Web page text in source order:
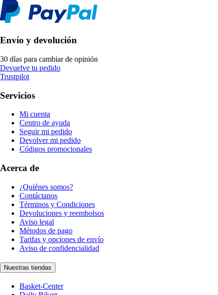
Envío y devolución
30 días para cambiar de opinión
Devuelve tu pedido
Trustpilot
Servicios
Mi cuenta
Centro de ayuda
Seguir mi pedido
Devolver mi pedido
Códigos promocionales
Acerca de
¿Quiénes somos?
Contáctanos
Términos y Condiciones
Devoluciones y reembolsos
Aviso legal
Métodos de pago
Tarifas y opciones de envío
Aviso de confidencialidad
Nuestras tiendas
Basket-Center